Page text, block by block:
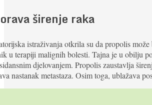
širenje raka
istraživanja otkrila su da propolis
u terapiji malignih bolesti. Tajna je u obilju
djelovanjem. Propolis zaustavlja
nastanak metastaza. Osim toga, ublažava